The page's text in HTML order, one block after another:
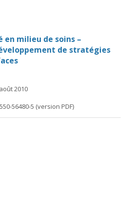
milieu de soins –
de stratégies
2010
56480-5 (version PDF)